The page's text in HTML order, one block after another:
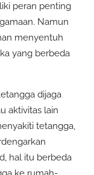
peran penting
Namun
menyentuh
yang berbeda
dijaga
aktivitas lain
tetangga,
hal itu berbeda